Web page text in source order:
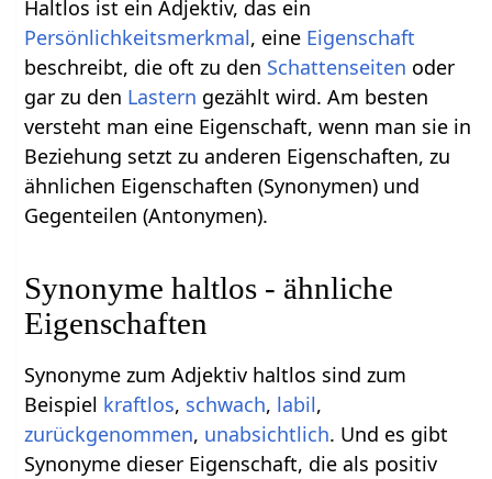
Haltlos ist ein Adjektiv, das ein
Persönlichkeitsmerkmal, eine Eigenschaft
beschreibt, die oft zu den Schattenseiten oder
gar zu den Lastern gezählt wird. Am besten
versteht man eine Eigenschaft, wenn man sie in
Beziehung setzt zu anderen Eigenschaften, zu
ähnlichen Eigenschaften (Synonymen) und
Gegenteilen (Antonymen).
Synonyme haltlos - ähnliche
Eigenschaften
Synonyme zum Adjektiv haltlos sind zum
Beispiel kraftlos, schwach, labil,
zurückgenommen, unabsichtlich. Und es gibt
Synonyme dieser Eigenschaft, die als positiv